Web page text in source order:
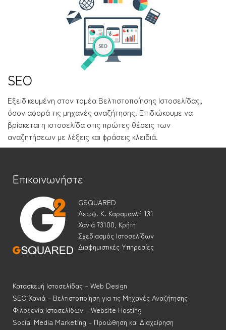
SEO
Εξειδικευμένη στον τομέα Βελτιστοποίησης Ιστοσελίδας,
όσον αφορά τις μηχανές αναζήτησης. Επιδιώκουμε να
βρίσκεται η ιστοσελίδα στις πρώτες θέσεις των
αναζητήσεων με λέξεις και φράσεις κλειδιά.
Επικοινωνήστε
GSQUARED
Λεωφ. Κ. Καραμανλή 131
Χανιά 73100, Κρήτη
Σχεδιασμός Ιστοσελίδων
Διαφημιστικές Υπηρεσίες
Κατασκευή Ιστοσελίδας – Web Design
SEO Χανιά – Βελτιστοποίηση για τις Μηχανές Αναζήτησης
Φιλοξενία Ιστοσελίδων – Website Hosting
Social Media Marketing – Προώθηση και Διαχείρηση